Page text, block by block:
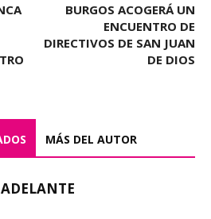
BURGOS ACOGERÁ UN
ENCUENTRO DE
DIRECTIVOS DE SAN JUAN
DE DIOS
MÁS DEL AUTOR